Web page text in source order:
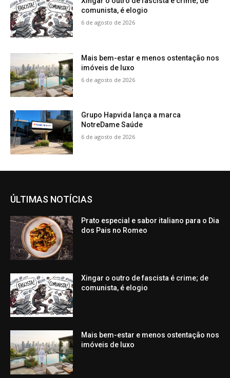
comunista, é elogio
6 de agosto de 2026
Mais bem-estar e menos ostentação nos
imóveis de luxo
6 de agosto de 2026
Grupo Hapvida lança a marca
NotreDame Saúde
6 de agosto de 2026
ÚLTIMAS NOTÍCIAS
Prato especial e sabor italiano para o Dia
dos Pais no Romeo
Xingar o outro de fascista é crime; de
comunista, é elogio
Mais bem-estar e menos ostentação nos
imóveis de luxo